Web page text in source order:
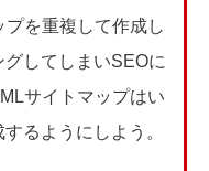
を重複して作成し
してしまいSEOに
サイトマップはい
するようにしよう。